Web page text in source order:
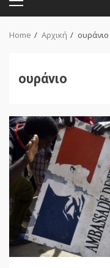
Primary
Home Αρχική ουράνιο
ουράνιο